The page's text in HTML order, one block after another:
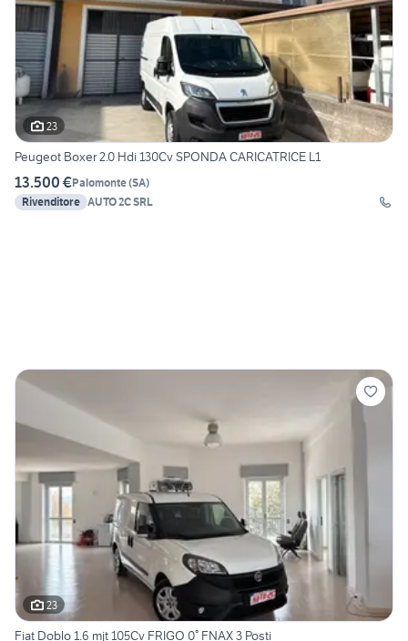
23
Peugeot Boxer 2.0 Hdi 130Cv SPONDA CARICATRICE L1
13.500 €Palomonte(SA)
Rivenditore AUTO 2C SRL
23
Fiat Doblo 1.6 mjt 105Cv FRIGO 0° FNAX 3 Posti